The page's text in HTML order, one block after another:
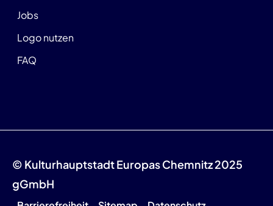
Jobs
Logo nutzen
FAQ
© Kulturhauptstadt Europas Chemnitz 2025
gGmbH